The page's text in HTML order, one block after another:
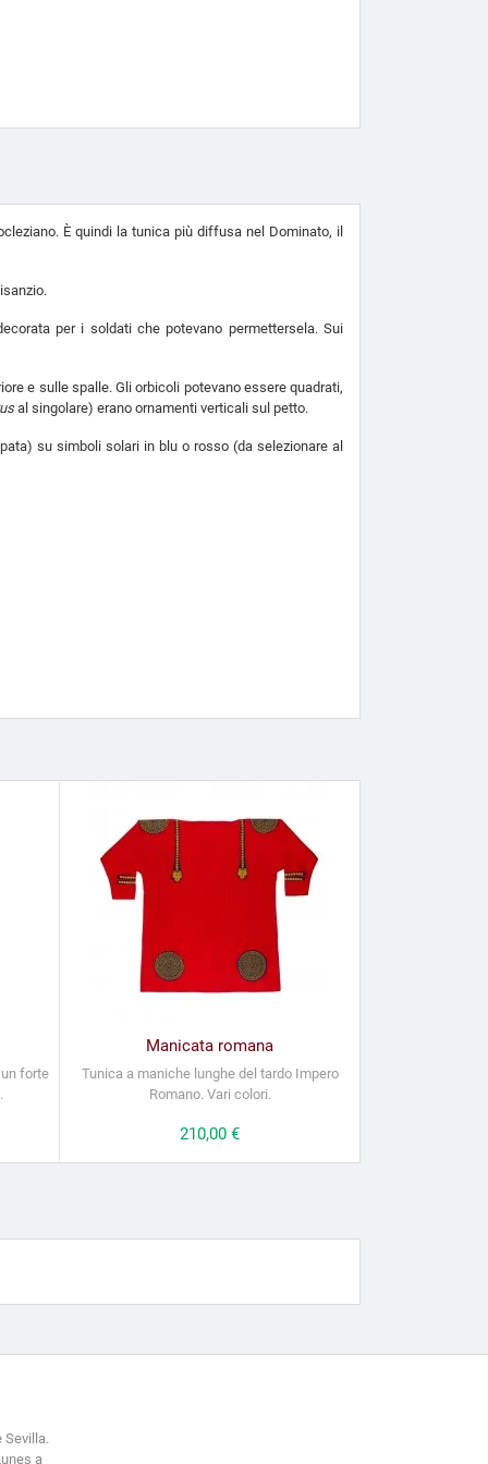
È quindi la tunica più diffusa nel Dominato, il
per i soldati che potevano permettersela. Sui
e sulle spalle. Gli orbicoli potevano essere quadrati,
al singolare) erano ornamenti verticali sul petto.
su simboli solari in blu o rosso (da selezionare al
forte
Manicata romana
Tunica a maniche lunghe del tardo Impero
Romano. Vari colori.
Prezzo
210,00 €
Sevilla.
a